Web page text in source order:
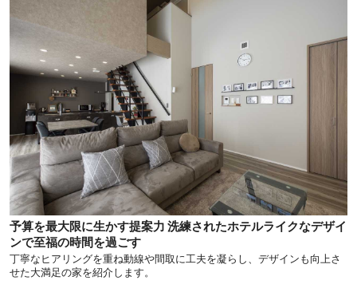
予算を最大限に生かす提案力 洗練されたホテルライクなデザイ
ンで至福の時間を過ごす
丁寧なヒアリングを重ね動線や間取に工夫を凝らし、デザインも向上さ
せた大満足の家を紹介します。